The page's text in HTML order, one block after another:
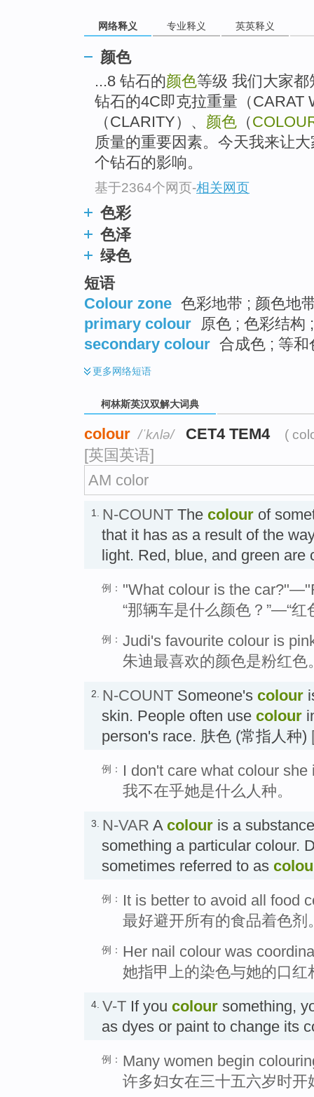
网络释义 专业释义 英英释义
颜色
...8 钻石的颜色等级 我们大家
钻石的4C即克拉重量（CARAT
（CLARITY）、 颜色 （
质量的重要因素。今天我来让
个钻石的影响。
基于2364个网页-相关网页
色彩
色泽
绿色
短语
Colour zone 色彩地带 ; 颜色地
primary colour
原色 ; 色彩结构
secondary colour 合成色 ; 等
更多网络短语
柯林斯英汉双解大词典
colour /ˈkʌlə/ CET4 TEM4 (
[英国英语]
AM color
1. N-COUNT The colour of
that it has as a result of the
light. Red, blue, and green are
例： "What colour is the
“那辆车是什么颜色？”—“红
例： Judi's favourite colour is
朱迪最喜欢的颜色是粉红色
2. N-COUNT Someone's colour
skin. People often use colour
person's race. 肤色 (常指人种)
例：
I don't care what colour she
我不在乎她是什么人种。
3. N-VAR A colour is a
something a particular colour.
sometimes referred to as
例：
It is better to avoid all food
最好避开所有的食品着色剂
例： Her nail colour was
她指甲上的染色与她的口红
4. V-T If you colour something,
as dyes or paint to change its
例： Many women begin
许多妇女在三十五六岁时开